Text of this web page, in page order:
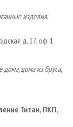
изделия.
д. 17, оф. 1
дома из бруса,
Титан, ПКП,